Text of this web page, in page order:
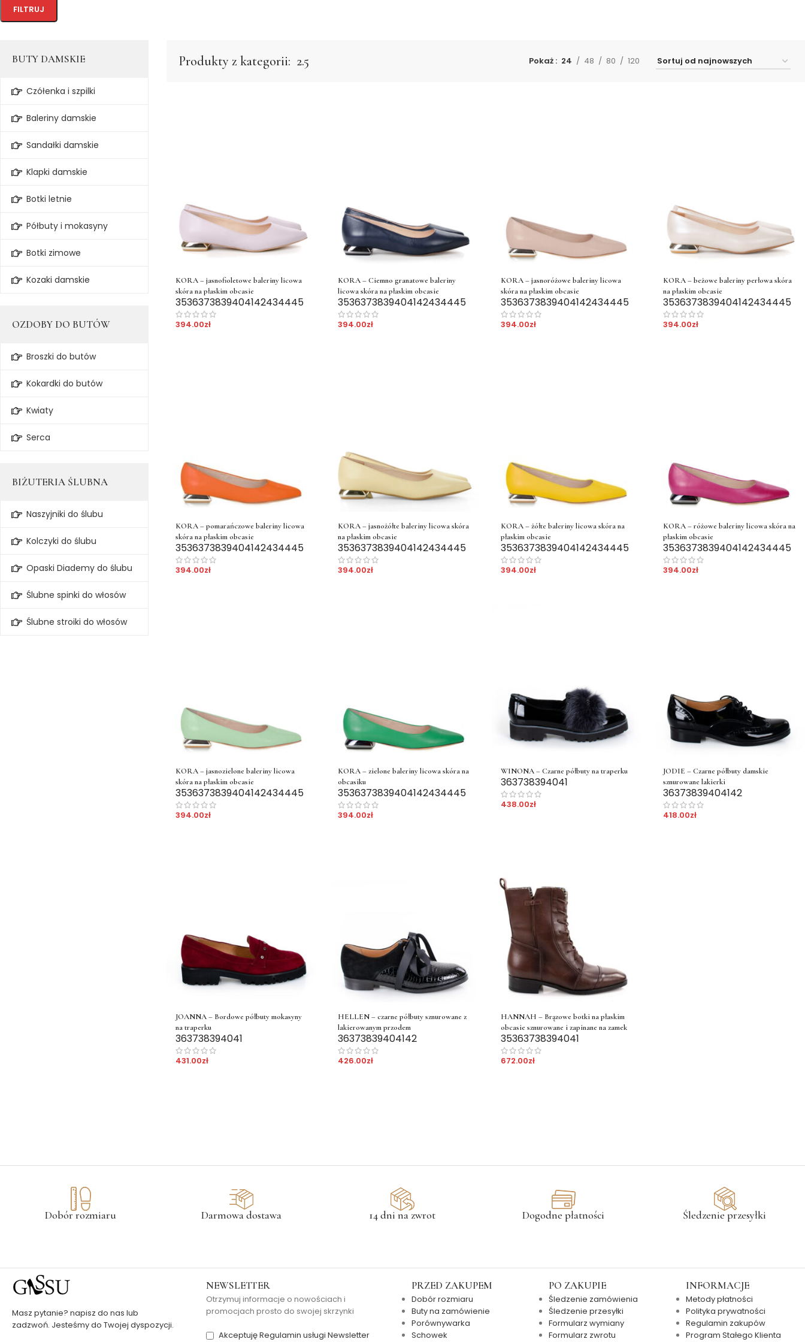
FILTRUJ
BUTY DAMSKIE
Czółenka i szpilki
Baleriny damskie
Sandałki damskie
Klapki damskie
Botki letnie
Półbuty i mokasyny
Botki zimowe
Kozaki damskie
OZDOBY DO BUTÓW
Broszki do butów
Kokardki do butów
Kwiaty
Serca
BIŻUTERIA ŚLUBNA
Naszyjniki do ślubu
Kolczyki do ślubu
Opaski Diademy do ślubu
Ślubne spinki do włosów
Ślubne stroiki do włosów
Produkty z kategorii: 2.5 Pokaż 24 48 80 120
KORA – jasnofioletowe baleriny licowa
skóra na płaskim obcasie
3536373839404142434445
394.00zł
KORA – Ciemno granatowe baleriny
licowa skóra na płaskim obcasie
3536373839404142434445
394.00zł
KORA – jasnoróżowe baleriny licowa
skóra na płaskim obcasie
3536373839404142434445
394.00zł
KORA – beżowe baleriny perłowa skóra
na płaskim obcasie
3536373839404142434445
394.00zł
KORA – pomarańczowe baleriny licowa
skóra na płaskim obcasie
3536373839404142434445
394.00zł
KORA – jasnożółte baleriny licowa skóra
na płaskim obcasie
3536373839404142434445
394.00zł
KORA – żółte baleriny licowa skóra na
płaskim obcasie
3536373839404142434445
394.00zł
KORA – różowe baleriny licowa skóra na
płaskim obcasie
3536373839404142434445
394.00zł
KORA – jasnozielone baleriny licowa
skóra na płaskim obcasie
3536373839404142434445
394.00zł
KORA – zielone baleriny licowa skóra na
obcasiku
3536373839404142434445
394.00zł
WINONA – Czarne półbuty na traperku
363738394041
438.00zł
JODIE – Czarne półbuty damskie
sznurowane lakierki
36373839404142
418.00zł
JOANNA – Bordowe półbuty mokasyny
na traperku
363738394041
431.00zł
HELLEN – czarne półbuty sznurowane z
lakierowanym przodem
36373839404142
426.00zł
HANNAH – Brązowe botki na płaskim
obcasie sznurowane i zapinane na zamek
35363738394041
672.00zł
Dobór rozmiaru Darmowa dostawa 14 dni na zwrot Dogodne płatności Śledzenie przesyłki
Masz pytanie? napisz do nas lub
zadzwoń. Jesteśmy do Twojej dyspozycji.
NEWSLETTER
Otrzymuj informacje o nowościach i
promocjach prosto do swojej skrzynki
Akceptuję Regulamin usługi Newsletter
PRZED ZAKUPEM
Dobór rozmiaru
Buty na zamówienie
Porównywarka
Schowek
PO ZAKUPIE
Śledzenie zamówienia
Śledzenie przesyłki
Formularz wymiany
Formularz zwrotu
INFORMACJE
Metody płatności
Polityka prywatności
Regulamin zakupów
Program Stałego Klienta